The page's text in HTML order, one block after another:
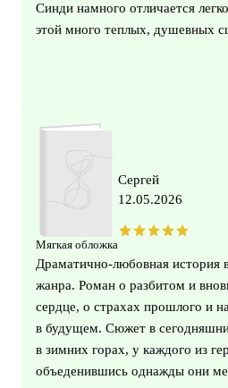
Синди намного отличается
этой много теплых, душевных
Мягкая обложка
Сергей
12.05.2026
Драматично-любовная история
жанра. Роман о разбитом и
сердце, о страхах прошлого и
в будущем. Сюжет в
в зимних горах, у каждого из
объеденившись однажды они